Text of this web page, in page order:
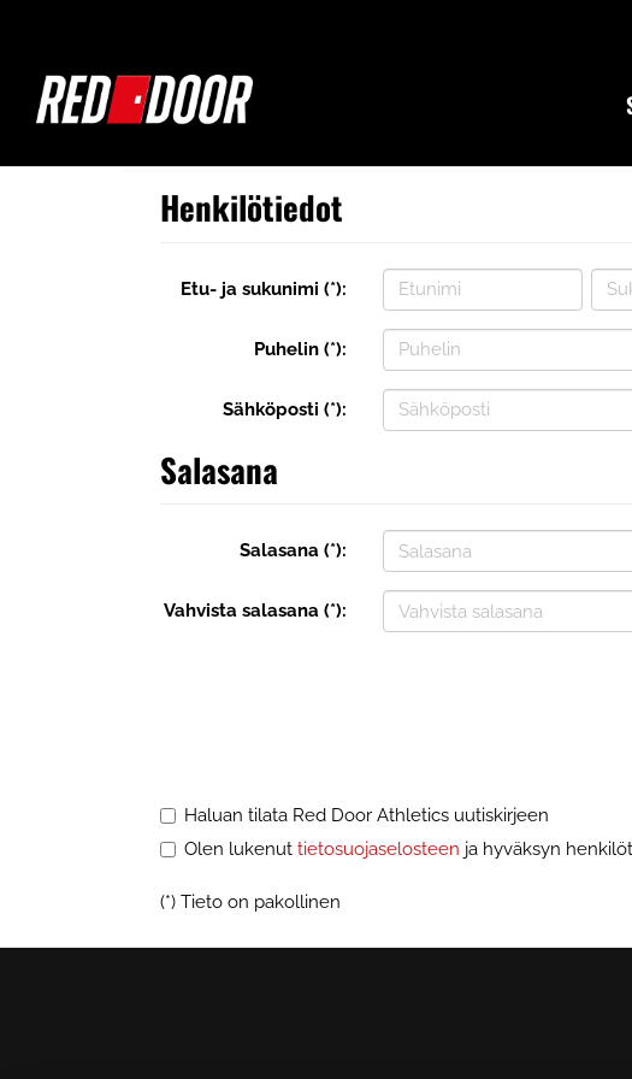
Henkilötiedot
Etu- ja sukunimi (*):
Puhelin (*):
Sähköposti (*):
Salasana
Salasana (*):
Vahvista salasana (*):
Haluan tilata Red Door Athletics uutiskirjeen
Olen lukenut tietosuojaselosteen ja hyväksyn
(*) Tieto on pakollinen